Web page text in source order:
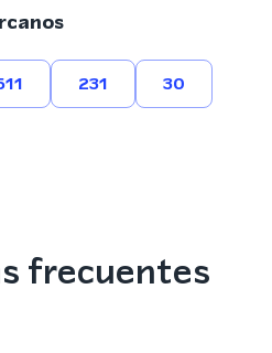
231 30
frecuentes